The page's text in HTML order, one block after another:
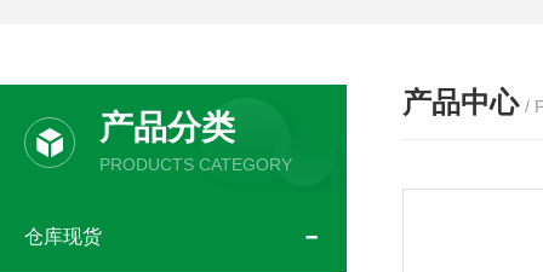
产品中心 /
产品分类
PRODUCTS CATEGORY
仓库现货